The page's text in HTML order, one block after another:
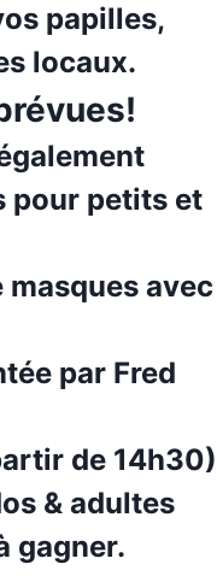
papilles,
locaux.
pour petits et
avec
par Fred
de 14h30)
& adultes
gagner.